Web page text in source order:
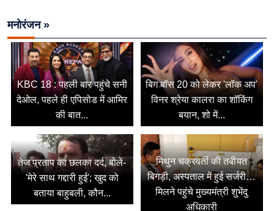
मनोरंजन »
KBC 18 : पहली बार पहुंचे सनी
देओल, पहले ही एपिसोड में आमिर
की बात...
बिग बॉस 20 को लेकर 'लॉक अप'
विनर श्रेया कालरा का शॉकिंग
बयान, शो में...
तेज प्रताप का छलका दर्द, बोले-
'मेरे साथ गद्दारी हुई'; खुद को
बताया बाहुबली, कौन...
मिथुन चक्रवर्ती की तबीयत
बिगड़ी, अस्पताल में हुई सर्जरी…
मिलने पहुंचे मुख्यमंत्री शुभेंदु
अधिकारी